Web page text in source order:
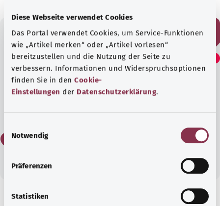
Diese Webseite verwendet Cookies
Das Portal verwendet Cookies, um Service-Funktionen
wie „Artikel merken“ oder „Artikel vorlesen“
bereitzustellen und die Nutzung der Seite zu
verbessern. Informationen und Widerspruchsoptionen
finden Sie in den Cookie-
Einstellungen der Datenschutzerklärung.
Notwendig
Präferenzen
Statistiken
Bu yazıyı faydalı buldunuz
mu?